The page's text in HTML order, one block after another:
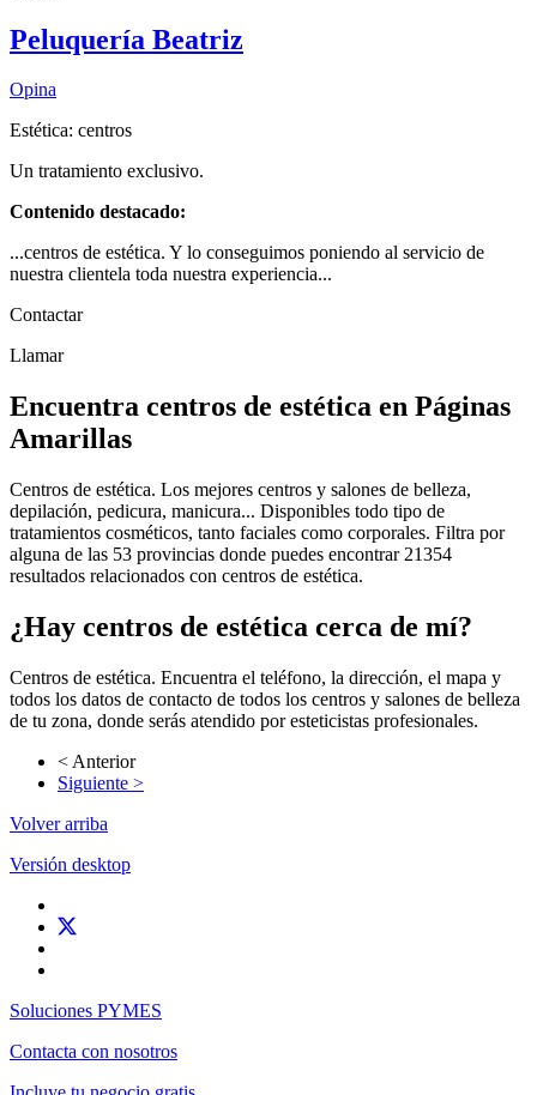
Peluquería Beatriz
Opina
Estética: centros
Un tratamiento exclusivo.
Contenido destacado:
...centros de estética. Y lo conseguimos poniendo al servicio de
nuestra clientela toda nuestra experiencia...
Contactar
Llamar
Encuentra centros de estética en Páginas
Amarillas
Centros de estética. Los mejores centros y salones de belleza,
depilación, pedicura, manicura... Disponibles todo tipo de
tratamientos cosméticos, tanto faciales como corporales. Filtra por
alguna de las 53 provincias donde puedes encontrar 21354
resultados relacionados con centros de estética.
¿Hay centros de estética cerca de mí?
Centros de estética. Encuentra el teléfono, la dirección, el mapa y
todos los datos de contacto de todos los centros y salones de belleza
de tu zona, donde serás atendido por esteticistas profesionales.
< Anterior
Siguiente >
Volver arriba
Versión desktop
Soluciones PYMES
Contacta con nosotros